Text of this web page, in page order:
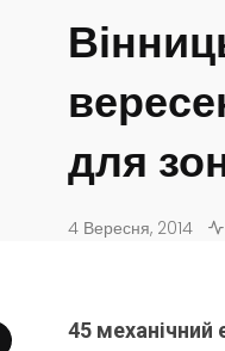
для
4 Вересня, 2014
45 механічний